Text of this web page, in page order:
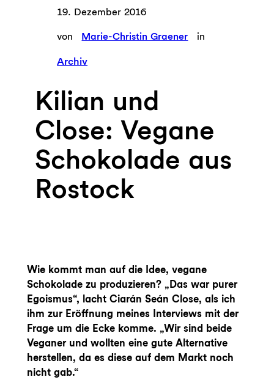
19. Dezember 2016
von Marie-Christin Graener in
Archiv
Kilian und
Close: Vegane
Schokolade aus
Rostock
Wie kommt man auf die Idee, vegane
Schokolade zu produzieren? „Das war purer
Egoismus“, lacht Ciarán Seán Close, als ich
ihm zur Eröffnung meines Interviews mit der
Frage um die Ecke komme. „Wir sind beide
Veganer und wollten eine gute Alternative
herstellen, da es diese auf dem Markt noch
nicht gab.“